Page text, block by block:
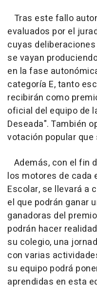
Tras este fallo
evaluados por el
cuyas
se vayan
en la fase
categoría E, tanto
recibirán como
oficial del equipo de
Deseada". También
votación popular
Además, con el fin
los motores de cada
Escolar, se llevará a
el que podrán ganar
ganadoras del
podrán hacer
su colegio, una
con varias
su equipo podrá
aprendidas en esta